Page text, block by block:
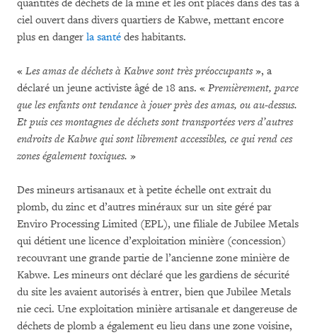
quantités de déchets de la mine et les ont placés dans des tas à
ciel ouvert dans divers quartiers de Kabwe, mettant encore
plus en danger la santé des habitants.
« Les amas de déchets à Kabwe sont très préoccupants», a
déclaré un jeune activiste âgé de 18 ans. « Premièrement, parce
que les enfants ont tendance à jouer près des amas, ou au-dessus.
Et puis ces montagnes de déchets sont transportées vers d’autres
endroits de Kabwe qui sont librement accessibles, ce qui rend ces
zones également toxiques. »
Des mineurs artisanaux et à petite échelle ont extrait du
plomb, du zinc et d’autres minéraux sur un site géré par
Enviro Processing Limited (EPL), une filiale de Jubilee Metals
qui détient une licence d’exploitation minière (concession)
recouvrant une grande partie de l’ancienne zone minière de
Kabwe. Les mineurs ont déclaré que les gardiens de sécurité
du site les avaient autorisés à entrer, bien que Jubilee Metals
nie ceci. Une exploitation minière artisanale et dangereuse de
déchets de plomb a également eu lieu dans une zone voisine,